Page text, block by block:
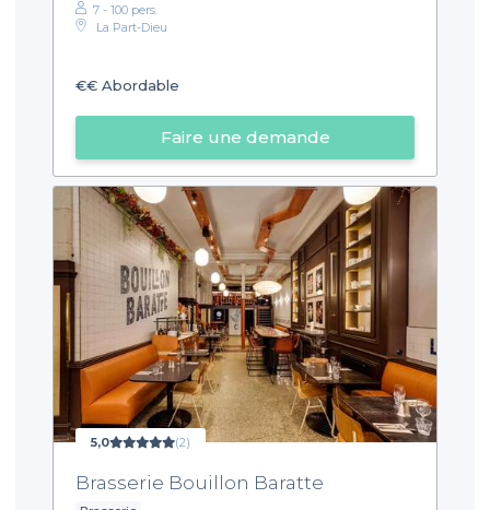
7 - 100 pers.
La Part-Dieu
€€ Abordable
Faire une demande
5,0 (2)
Brasserie Bouillon Baratte